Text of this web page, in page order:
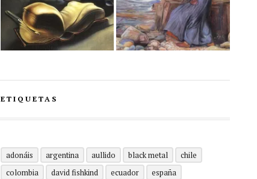
ETIQUETAS
adonáis argentina aullido black metal
chile
colombia
david fishkind ecuador
españa